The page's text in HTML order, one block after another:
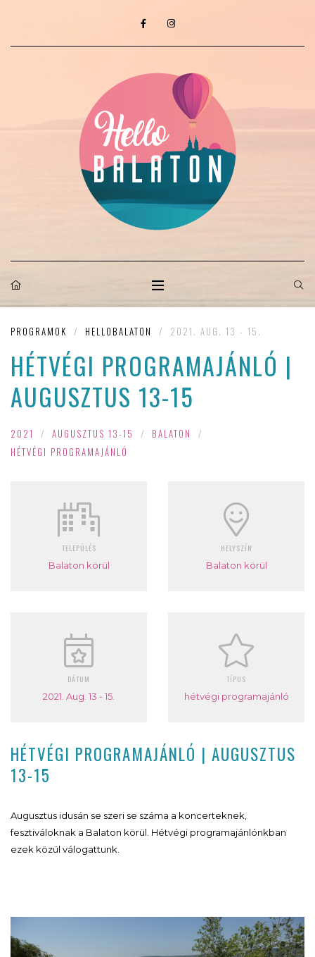
PROGRAMOK / HELLOBALATON / 2021. AUG. 13 - 15.
HÉTVÉGI PROGRAMAJÁNLÓ |
AUGUSZTUS 13-15
2021 / AUGUSZTUS 13-15 / BALATON
/
HÉTVÉGI PROGRAMAJÁNLÓ
TELEPÜLÉS
Balaton körül
HELYSZÍN
Balaton körül
DÁTUM
2021. Aug. 13 - 15.
TÍPUS
hétvégi programajánló
HÉTVÉGI PROGRAMAJÁNLÓ | AUGUSZTUS
13-15
Augusztus idusán se szeri se száma a koncerteknek,
fesztiváloknak a Balaton körül. Hétvégi programajánlónkban
ezek közül válogattunk.